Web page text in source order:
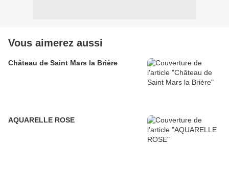
Vous aimerez aussi
Château de Saint Mars la Brière
AQUARELLE ROSE